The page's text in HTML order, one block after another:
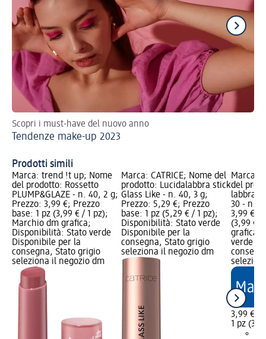
Scopri i must-have del nuovo anno
Tendenze make-up 2023
Prodotti simili
Marca: trend !t up; Nome
del prodotto: Rossetto
PLUMP&GLAZE - n. 40, 2 g;
Prezzo: 3,99 €; Prezzo
base: 1 pz (3,99 € / 1 pz);
Marchio dm grafica;
Disponibilità: Stato verde
Disponibile per la
consegna, Stato grigio
seleziona il negozio dm
Marca: CATRICE; Nome del
prodotto: Lucidalabbra stick
Glass Like - n. 40, 3 g;
Prezzo: 5,29 €; Prezzo
base: 1 pz (5,29 € / 1 pz);
Disponibilità: Stato verde
Disponibile per la
consegna, Stato grigio
seleziona il negozio dm
Marca:
del
labbra
30 - n.
3,99 €;
(3,99 € /
grafica;
verde
3,99 €
1 pz